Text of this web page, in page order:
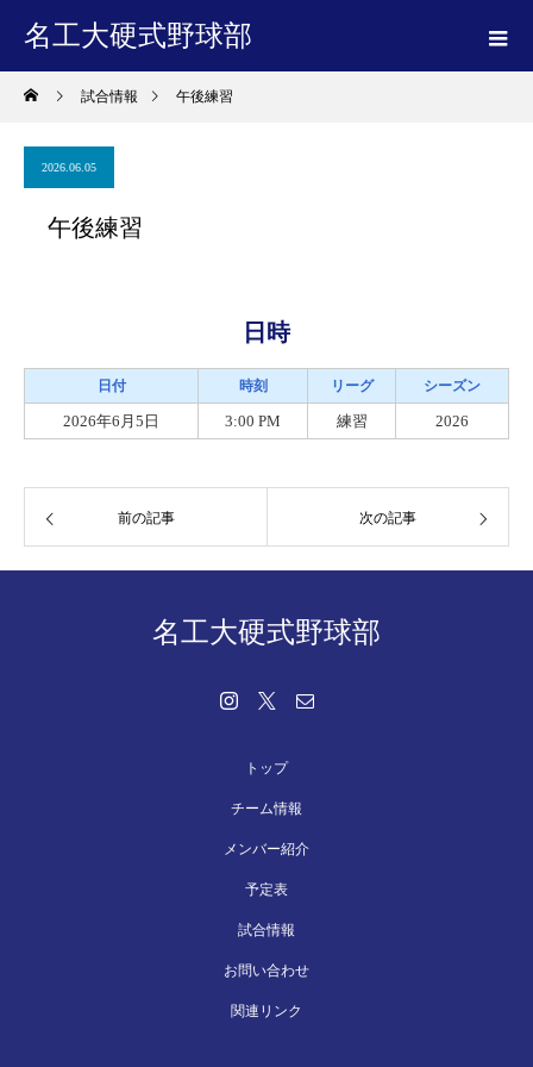
名工大硬式野球部
試合情報 午後練習
2026.06.05
午後練習
日時
日付 時刻 リーグ シーズン
2026年6月5日 3:00 PM 練習 2026
前の記事 次の記事
名工大硬式野球部
トップ
チーム情報
メンバー紹介
予定表
試合情報
お問い合わせ
関連リンク